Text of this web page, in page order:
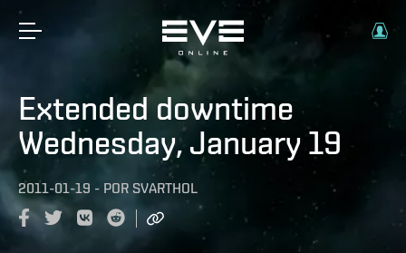
Extended downtime
Wednesday, January 19
2011-01-19 - POR SVARTHOL